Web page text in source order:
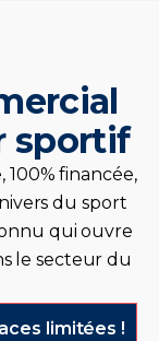
sportif
financée,
du sport
qui ouvre
le secteur du
limitées !